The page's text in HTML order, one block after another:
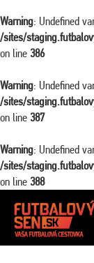
Warning: Undefined
/sites/
on line 386
Warning: Undefined
/sites/
on line 387
Warning: Undefined
/sites/
on line 388